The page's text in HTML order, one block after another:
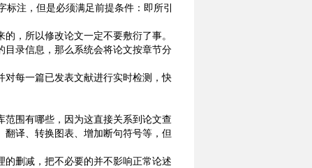
注，但是必须满足前提条件：即所引
，所以修改论文一定不要敷衍了事。
目录信息，那么系统会将论文按章节分
每一篇已发表文献进行实时检测，快
围有哪些，因为这直接关系到论文查
译、转换图表、增加断句符号等，但
删减，把不必要的并不影响正常论述